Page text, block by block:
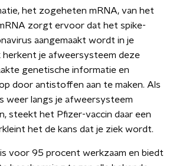
het zogeheten mRNA, van het
zorgt ervoor dat het spike-
aangemaakt wordt in je
herkent je afweersysteem deze
genetische informatie en
door antistoffen aan te maken. Als
weer langs je afweersysteem
steekt het Pfizer-vaccin daar een
het de kans dat je ziek wordt.
voor 95 procent werkzaam en biedt